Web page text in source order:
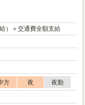
）＋交通費全額支給
方 夜
夜勤